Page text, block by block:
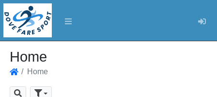
Home
Home
CercaParametri di ricerca